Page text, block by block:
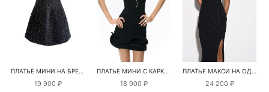
ПЛАТЬЕ МИНИ НА БРЕТЕЛЯХ
19 900 ₽
ПЛАТЬЕ МИНИ С КАРКАСНЫМИ ВОЛАНАМИ
18 900 ₽
ПЛАТЬЕ МАКСИ НА ОДНО ПЛЕЧО
24 200 ₽